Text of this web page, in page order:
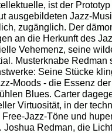
ist der
ausgebildeten Jazz-
zugänglich. Der
an die Herkunft des
Vehemenz, seine
Musterknabe Redman
Seine Stücke
Moods - die Essenz
Blues. Carter
Virtuosität, in der
Jazz-Töne und
Joshua Redman, die